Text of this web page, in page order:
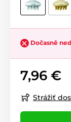
Dočasně
7,96 €
Strážiť